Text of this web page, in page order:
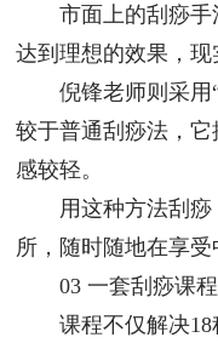
市面上的刮痧手
达到理想的效果，现
倪锋老师则采用“
较于普通刮痧法，
感较轻。
用这种方法刮痧
所，随时随地在享受
03 一套刮痧课程
课程不仅解决18